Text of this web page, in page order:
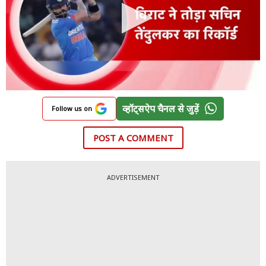
Follow us on व्हॉट्सऐप चैनल से जुड़ें
POST A COMMENT
ADVERTISEMENT